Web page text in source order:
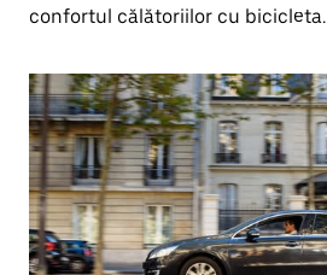
confortul călătoriilor cu bicicleta.